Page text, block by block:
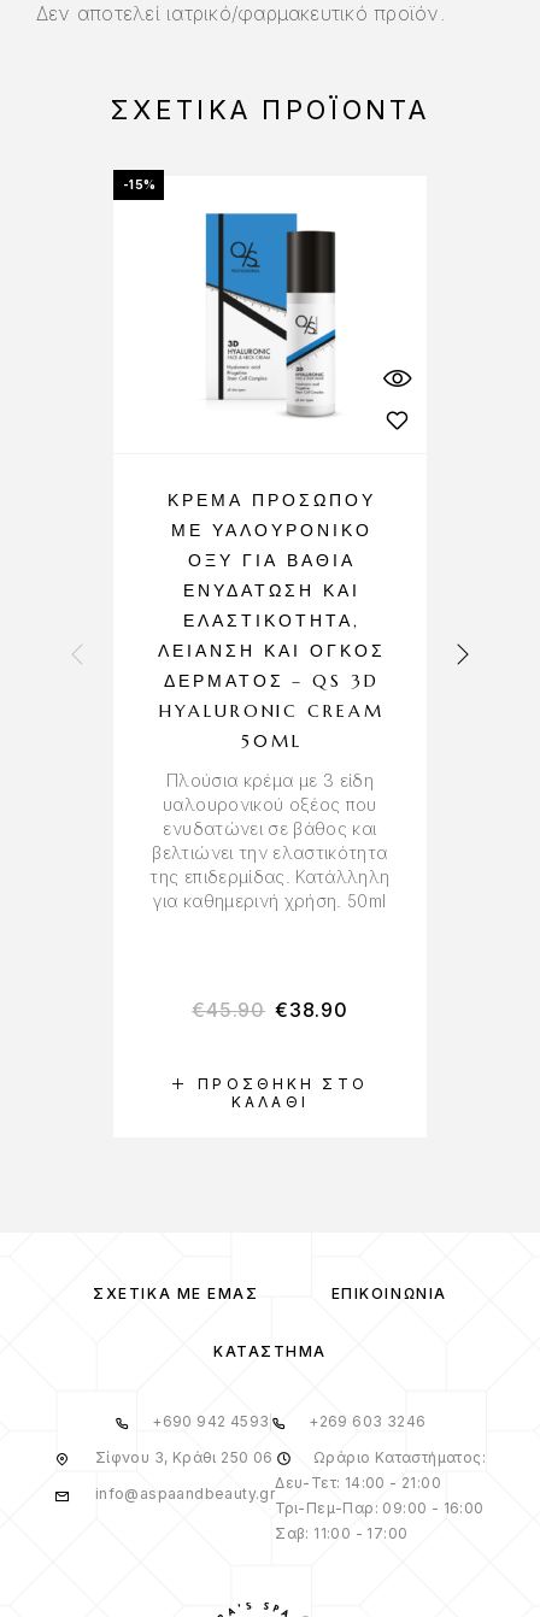
Δεν αποτελεί ιατρικό/φαρμακευτικό προϊόν.
ΣΧΕΤΙΚΆ ΠΡΟΪΌΝΤΑ
-15%
ΠΡΟΣΘΉΚΗ ΣΤΟ
ΚΑΛΆΘΙ
ΚΡΈΜΑ ΠΡΟΣΏΠΟΥ
ΜΕ ΥΑΛΟΥΡΟΝΙΚΌ
ΟΞΎ ΓΙΑ ΒΑΘΙΆ
ΕΝΥΔΆΤΩΣΗ ΚΑΙ
ΕΛΑΣΤΙΚΌΤΗΤΑ,
ΛΕΊΑΝΣΗ ΚΑΙ ΌΓΚΟΣ
ΔΈΡΜΑΤΟΣ – QS 3D
HYALURONIC CREAM
50ML
Πλούσια κρέμα με 3 είδη
υαλουρονικού οξέος που
ενυδατώνει σε βάθος και
βελτιώνει την ελαστικότητα
της επιδερμίδας. Κατάλληλη
για καθημερινή χρήση. 50ml
€45.90 €38.90
ΣΧΕΤΙΚΆ ΜΕ ΕΜΆΣ ΕΠΙΚΟΙΝΩΝΊΑ
ΚΑΤΆΣΤΗΜΑ
+690 942 4593
+269 603 3246
Σίφνου 3, Κράθι 250 06
info@aspaandbeauty.gr
Ωράριο Καταστήματος:
Δευ-Τετ: 14:00 - 21:00
Τρι-Πεμ-Παρ: 09:00 - 16:00
Σαβ: 11:00 - 17:00